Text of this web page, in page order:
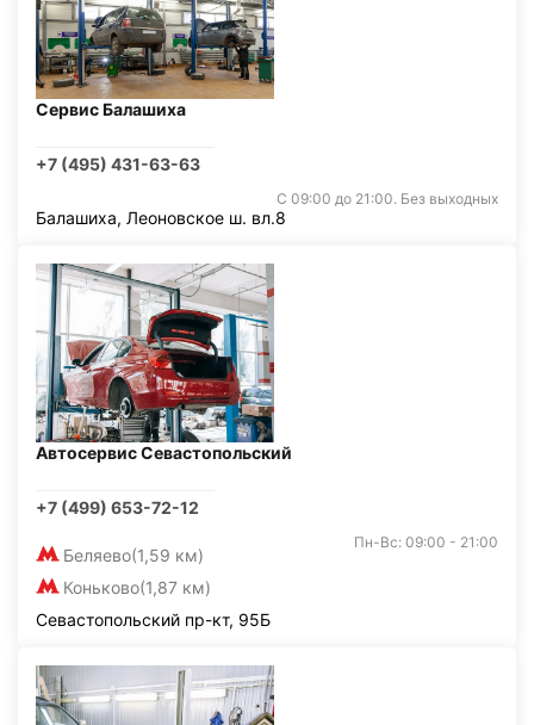
Сервис Балашиха
+7 (495) 431-63-63
С 09:00 до 21:00. Без выходных
Балашиха, Леоновское ш. вл.8
Автосервис Севастопольский
+7 (499) 653-72-12
Беляево(1,59 км)
Коньково(1,87 км)
Пн-Вс: 09:00 - 21:00
Севастопольский пр-кт, 95Б